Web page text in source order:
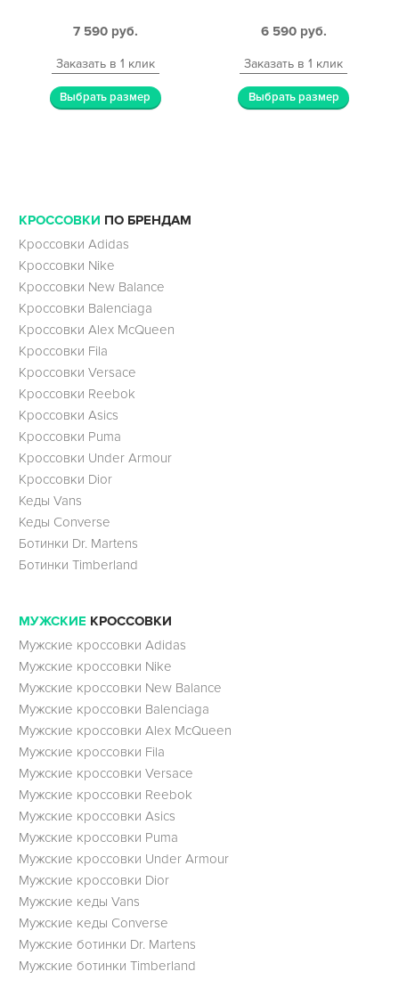
7 590 руб.
Заказать в 1 клик
Выбрать размер
6 590 руб.
Заказать в 1 клик
Выбрать размер
КРОССОВКИ ПО БРЕНДАМ
Кроссовки Adidas
Кроссовки Nike
Кроссовки New Balance
Кроссовки Balenciaga
Кроссовки Alex McQueen
Кроссовки Fila
Кроссовки Versace
Кроссовки Reebok
Кроссовки Asics
Кроссовки Puma
Кроссовки Under Armour
Кроссовки Dior
Кеды Vans
Кеды Converse
Ботинки Dr. Martens
Ботинки Timberland
МУЖСКИЕ КРОССОВКИ
Мужские кроссовки Adidas
Мужские кроссовки Nike
Мужские кроссовки New Balance
Мужские кроссовки Balenciaga
Мужские кроссовки Alex McQueen
Мужские кроссовки Fila
Мужские кроссовки Versace
Мужские кроссовки Reebok
Мужские кроссовки Asics
Мужские кроссовки Puma
Мужские кроссовки Under Armour
Мужские кроссовки Dior
Мужские кеды Vans
Мужские кеды Converse
Мужские ботинки Dr. Martens
Мужские ботинки Timberland